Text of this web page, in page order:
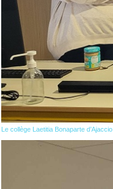
Le collège Laetitia Bonaparte d’Ajaccio